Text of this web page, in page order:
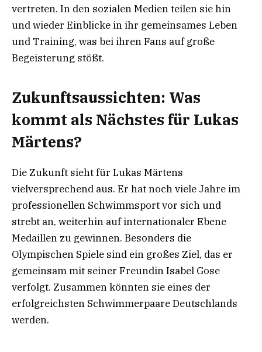
vertreten. In den sozialen Medien teilen sie hin
und wieder Einblicke in ihr gemeinsames Leben
und Training, was bei ihren Fans auf große
Begeisterung stößt.
Zukunftsaussichten: Was
kommt als Nächstes für Lukas
Märtens?
Die Zukunft sieht für Lukas Märtens
vielversprechend aus. Er hat noch viele Jahre im
professionellen Schwimmsport vor sich und
strebt an, weiterhin auf internationaler Ebene
Medaillen zu gewinnen. Besonders die
Olympischen Spiele sind ein großes Ziel, das er
gemeinsam mit seiner Freundin Isabel Gose
verfolgt. Zusammen könnten sie eines der
erfolgreichsten Schwimmerpaare Deutschlands
werden.